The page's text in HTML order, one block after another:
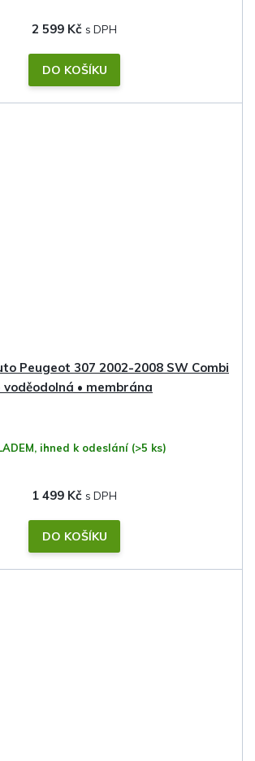
2 599 Kč
DO KOŠÍKU
Peugeot 307 2002-2008 SW Combi
voděodolná • membrána
ihned k odeslání (>5 ks)
1 499 Kč
DO KOŠÍKU